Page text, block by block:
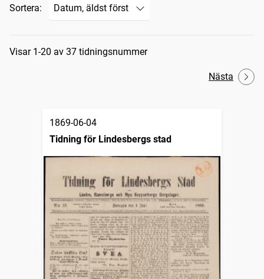
Sortera:
Sökresultat
Visar 1-20 av 37 tidningsnummer
Nästa
1869-06-04
Tidning för Lindesbergs stad